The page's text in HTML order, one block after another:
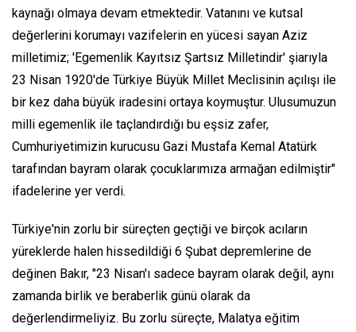
kaynağı olmaya devam etmektedir. Vatanını ve kutsal
değerlerini korumayı vazifelerin en yücesi sayan Aziz
milletimiz; 'Egemenlik Kayıtsız Şartsız Milletindir' şiarıyla
23 Nisan 1920'de Türkiye Büyük Millet Meclisinin açılışı ile
bir kez daha büyük iradesini ortaya koymuştur. Ulusumuzun
milli egemenlik ile taçlandırdığı bu eşsiz zafer,
Cumhuriyetimizin kurucusu Gazi Mustafa Kemal Atatürk
tarafından bayram olarak çocuklarımıza armağan edilmiştir"
ifadelerine yer verdi.
Türkiye'nin zorlu bir süreçten geçtiği ve birçok acıların
yüreklerde halen hissedildiği 6 Şubat depremlerine de
değinen Bakır, "23 Nisan'ı sadece bayram olarak değil, aynı
zamanda birlik ve beraberlik günü olarak da
değerlendirmeliyiz. Bu zorlu süreçte, Malatya eğitim